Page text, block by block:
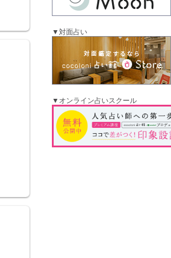
▼対面占い
▼オンライン占いスクール